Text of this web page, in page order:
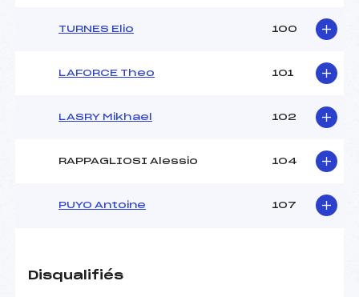
TURNES Elio 100
LAFORCE Theo 101
LASRY Mikhael 102
RAPPAGLIOSI Alessio 104
PUYO Antoine 107
Disqualifiés